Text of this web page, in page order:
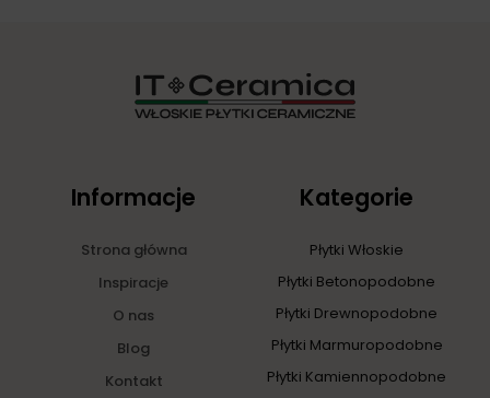
Informacje
Strona główna
Inspiracje
O nas
Blog
Kontakt
Kategorie
Płytki Włoskie
Płytki Betonopodobne
Płytki Drewnopodobne
Płytki Marmuropodobne
Płytki Kamiennopodobne